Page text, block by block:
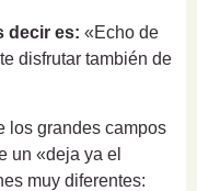
decir es: «Echo de
disfrutar también de
los grandes campos
un «deja ya el
muy diferentes: